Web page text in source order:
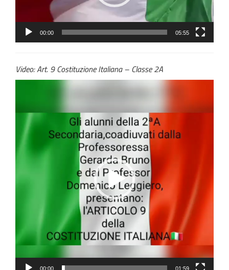
00:00 05:55
Video: Art. 9 Costituzione Italiana – Classe 2A
00:00 01:59